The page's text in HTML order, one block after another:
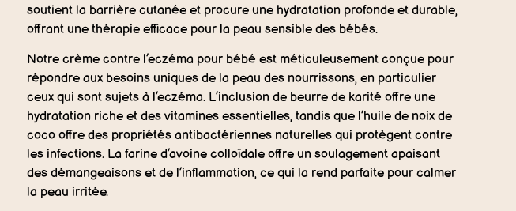
soutient la barrière cutanée et procure une hydratation profonde et durable,
offrant une thérapie efficace pour la peau sensible des bébés.
Notre crème contre l’eczéma pour bébé est méticuleusement conçue pour
répondre aux besoins uniques de la peau des nourrissons, en particulier
ceux qui sont sujets à l’eczéma. L’inclusion de beurre de karité offre une
hydratation riche et des vitamines essentielles, tandis que l’huile de noix de
coco offre des propriétés antibactériennes naturelles qui protègent contre
les infections. La farine d’avoine colloïdale offre un soulagement apaisant
des démangeaisons et de l’inflammation, ce qui la rend parfaite pour calmer
la peau irritée.